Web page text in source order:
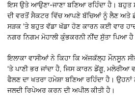
ਇਸ ਉਤੇ ਆਉਣਾ-ਜਾਣਾ ਬਣਿਆ ਰਹਿੰਦਾ ਹੈ। ਬਹੁਤ
ਦੀ ਵਰਤੋਂ ਸੈਕਟਰ ਵਿੱਚ ਆਪਣੇ ਬੱਚਿਆਂ ਨੂੰ ਲੈਣ ਅਤੇ
ਸੜਕ ‘ਤੇ ਬਹੁਤ ਵੱਡਾ ਖੱਡਾ ਹੋਣ ਕਾਰਨ ਕਈ ਵਾਰ
ਨਗਰ ਨਿਗਮ ਮੋਹਾਲੀ ਕੁੰਭਕਰਨੀ ਨੀਂਦ ਸੁੱਤਾ ਪਿਆ
ਇਲਾਕਾ ਵਾਸੀਆਂ ਨੇ ਕਿਹਾ ਕਿ ਅੱਜਕੱਲ੍ਹ ਮੌਨਸੂਨ
‘ਤੇ ਪਾਣੀ ਭਰ ਜਾਂਦਾ ਹੈ, ਜਿਸ ਕਾਰਨ ਡੇਂਗੂ, ਮਲੇਰੀਆ
ਫੈਲਣ ਦਾ ਖਤਰਾ ਹਮੇਸ਼ਾ ਬਣਿਆ ਰਹਿੰਦਾ ਹੈ।
ਜਲਦੀ ਰਿਪੇਅਰ ਕਰਨ ਦੀ ਅਪੀਲ ਕੀਤੀ ਹੈ।